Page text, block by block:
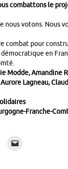
combattons le
nous votons. Nous
combat pour
en
Modde, Amandine
Lagneau,
Franche-